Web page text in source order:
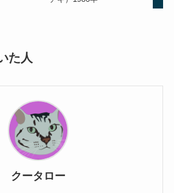
た人
クータロー